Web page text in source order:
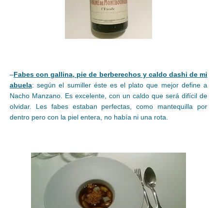
–Fabes con gallina, pie de berberechos y caldo dashi de mi
abuela: según el sumiller éste es el plato que mejor define a
Nacho Manzano. Es excelente, con un caldo que será difícil de
olvidar. Les fabes estaban perfectas, como mantequilla por
dentro pero con la piel entera, no había ni una rota.